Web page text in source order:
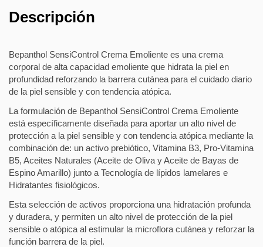
Descripción
Bepanthol SensiControl Crema Emoliente es una crema
corporal de alta capacidad emoliente que hidrata la piel en
profundidad reforzando la barrera cutánea para el cuidado diario
de la piel sensible y con tendencia atópica.
La formulación de Bepanthol SensiControl Crema Emoliente
está específicamente diseñada para aportar un alto nivel de
protección a la piel sensible y con tendencia atópica mediante la
combinación de: un activo prebiótico, Vitamina B3, Pro-Vitamina
B5, Aceites Naturales (Aceite de Oliva y Aceite de Bayas de
Espino Amarillo) junto a Tecnología de lípidos lamelares e
Hidratantes fisiológicos.
Esta selección de activos proporciona una hidratación profunda
y duradera, y permiten un alto nivel de protección de la piel
sensible o atópica al estimular la microflora cutánea y reforzar la
función barrera de la piel.